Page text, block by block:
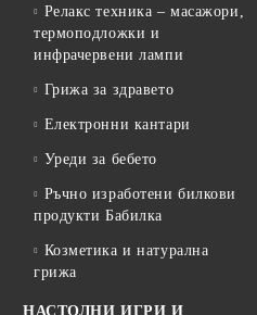
Релакс техника – масажори,
термоподложки и
инфрачервени лампи
Грижа за здравето
Електронни кантари
Уреди за бебето
Ръчно изработени билкови
продукти Бабилка
Козметика и натурална
грижа
НАСТОЛНИ ИГРИ И